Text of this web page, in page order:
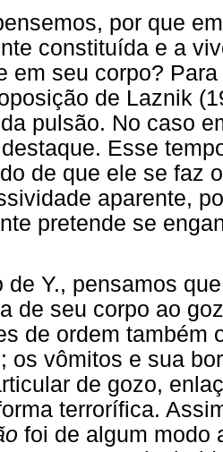
por que
constituída e a
em seu corpo?
de Laznik
pulsão. No caso
Esse
de que ele se faz
aparente,
pretende se
de Y., pensamos
a de seu corpo ao
de ordem também
os vômitos e sua
de gozo,
terrorífica.
foi de algum modo